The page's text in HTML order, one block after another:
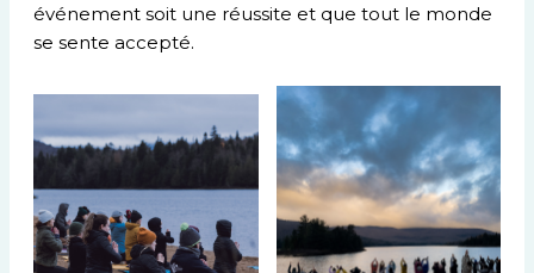
événement soit une réussite et que tout le monde
se sente accepté.